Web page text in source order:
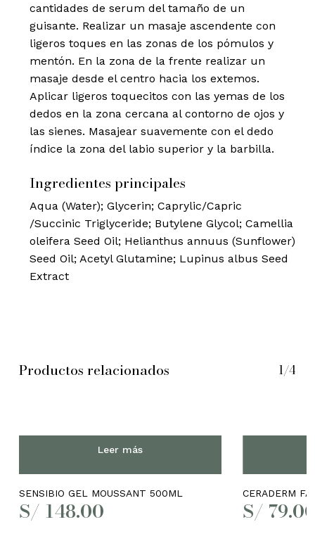
No hay productos en el
cantidades de serum del tamaño de un
guisante. Realizar un masaje ascendente con
ligeros toques en las zonas de los pómulos y
mentón. En la zona de la frente realizar un
masaje desde el centro hacia los extemos.
Aplicar ligeros toquecitos con las yemas de los
dedos en la zona cercana al contorno de ojos y
las sienes. Masajear suavemente con el dedo
índice la zona del labio superior y la barbilla.
Ingredientes principales
Aqua (Water); Glycerin; Caprylic/Capric
/Succinic Triglyceride; Butylene Glycol; Camellia
oleifera Seed Oil; Helianthus annuus (Sunflower)
Seed Oil; Acetyl Glutamine; Lupinus albus Seed
Extract
Productos relacionados 1/4
Leer más
SENSIBIO GEL MOUSSANT 500ML
S/ 148.00
CERADERM
S/